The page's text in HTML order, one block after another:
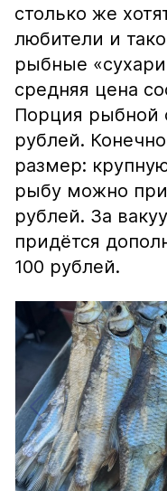
столько же
любители и
рыбные
средняя цена
Порция рыбной
рублей.
размер:
рыбу можно
рублей. За
придётся
100 рублей.